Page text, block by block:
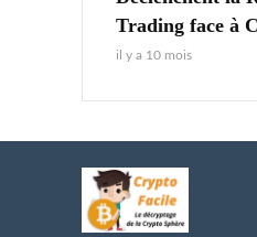
Trading face à
il y a 10 mois